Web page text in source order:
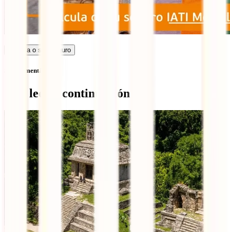
Calcula o seu seguro
Sem comentários
Qué leer a continuación